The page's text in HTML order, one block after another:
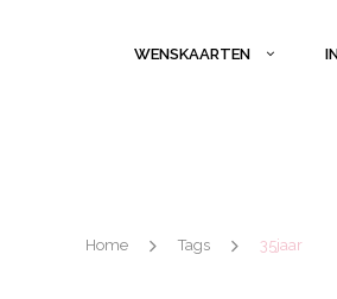
WENSKAARTEN
Home Tags 35jaar